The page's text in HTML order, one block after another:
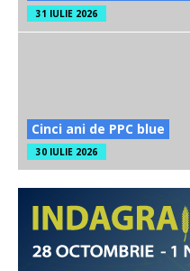
31 IULIE 2026
Cinci ani de PPC blue
30 IULIE 2026